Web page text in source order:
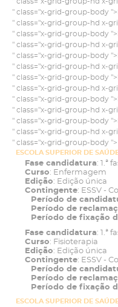
" class="x-grid-group-body ">
" class="x-grid-group-hd x-
" class="x-grid-group-body ">
" class="x-grid-group-hd x-
" class="x-grid-group-body ">
" class="x-grid-group-hd x-
" class="x-grid-group-body ">
" class="x-grid-group-hd x-
" class="x-grid-group-body ">
" class="x-grid-group-hd x-
" class="x-grid-group-body ">
" class="x-grid-group-hd x-
" class="x-grid-group-body ">
ESCOLA SUPERIOR DE
Fase candidatura: 1.ª
Curso: Enfermagem
Edição: Edição única
Contingente: ESSV -
Período de
Período de
Período de fixação
Fase candidatura: 1.ª
Curso: Fisioterapia
Edição: Edição única
Contingente: ESSV -
Período de
Período de
Período de fixação
ESCOLA SUPERIOR DE